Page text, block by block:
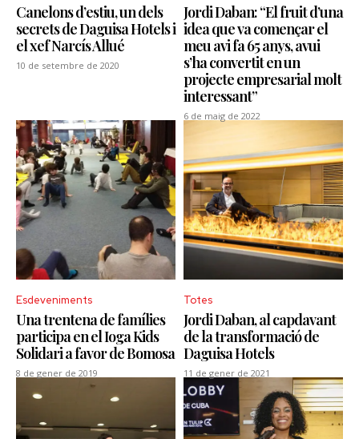
Canelons d’estiu, un dels
secrets de Daguisa Hotels i
el xef Narcís Allué
10 de setembre de 2020
Jordi Daban: “El fruit d’una
idea que va començar el
meu avi fa 65 anys, avui
s’ha convertit en un
projecte empresarial molt
interessant”
6 de maig de 2022
Esdeveniments
Una trentena de famílies
participa en el Ioga Kids
Solidari a favor de Bomosa
8 de gener de 2019
Totes
Jordi Daban, al capdavant
de la transformació de
Daguisa Hotels
11 de gener de 2021